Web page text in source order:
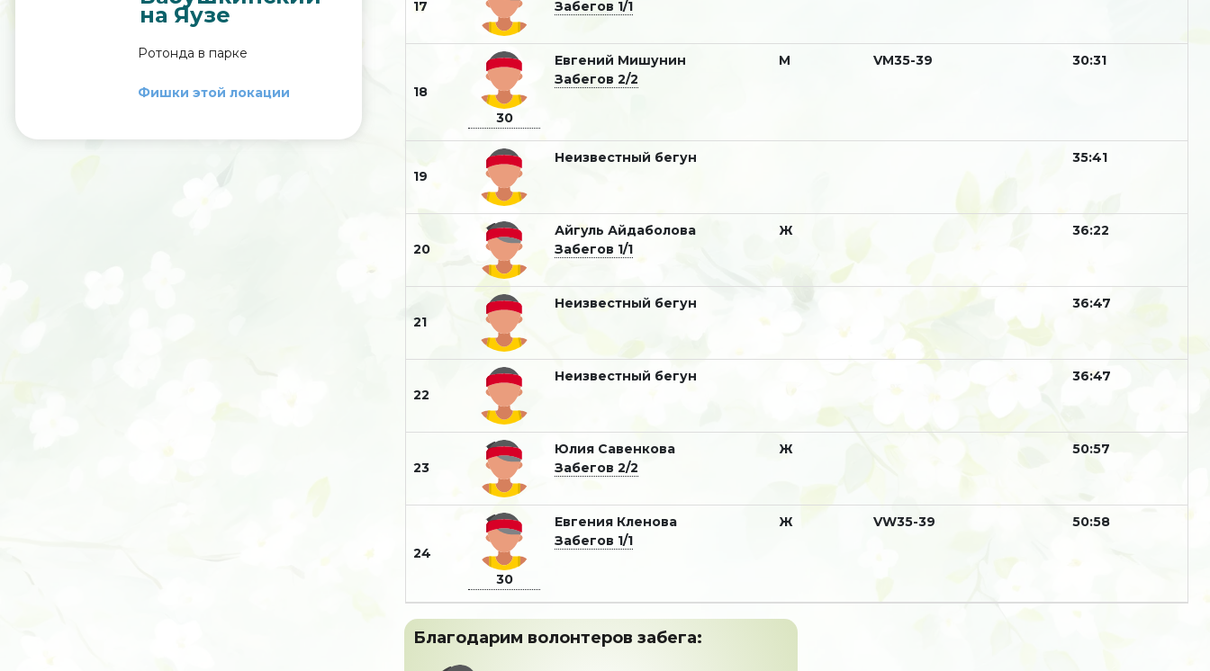
на Яузе
Ротонда в парке
Фишки этой локации
17
Забегов 1/1
18
30
Евгений Мишунин
Забегов 2/2
М VM35-39 30:31
19
Неизвестный бегун 35:41
20
Айгуль Айдаболова
Забегов 1/1
Ж 36:22
21
Неизвестный бегун 36:47
22
Неизвестный бегун 36:47
23
Юлия Савенкова
Забегов 2/2
Ж 50:57
24
30
Евгения Кленова
Забегов 1/1
Ж VW35-39 50:58
Благодарим волонтеров забега: